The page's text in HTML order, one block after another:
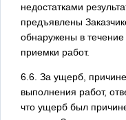
недостатками
предъявлены
обнаружены в течение
приемки работ.
6.6. За ущерб,
выполнения работ,
что ущерб был